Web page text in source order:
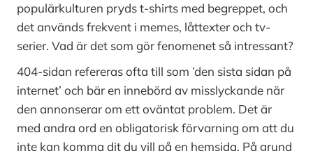
populärkulturen pryds t-shirts med begreppet, och
det används frekvent i memes, låttexter och tv-
serier. Vad är det som gör fenomenet så intressant?
404-sidan refereras ofta till som ’den sista sidan på
internet’ och bär en innebörd av misslyckande när
den annonserar om ett oväntat problem. Det är
med andra ord en obligatorisk förvarning om att du
inte kan komma dit du vill på en hemsida. På grund